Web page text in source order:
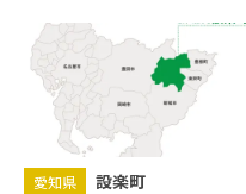
愛知県 設楽町